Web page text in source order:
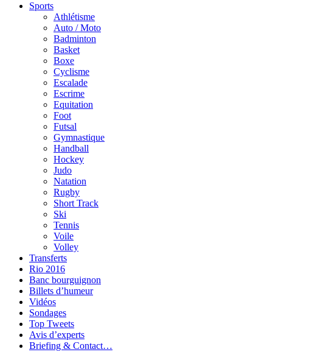
Sports
Athlétisme
Auto / Moto
Badminton
Basket
Boxe
Cyclisme
Escalade
Escrime
Equitation
Foot
Futsal
Gymnastique
Handball
Hockey
Judo
Natation
Rugby
Short Track
Ski
Tennis
Voile
Volley
Transferts
Rio 2016
Banc bourguignon
Billets d’humeur
Vidéos
Sondages
Top Tweets
Avis d’experts
Briefing & Contact…